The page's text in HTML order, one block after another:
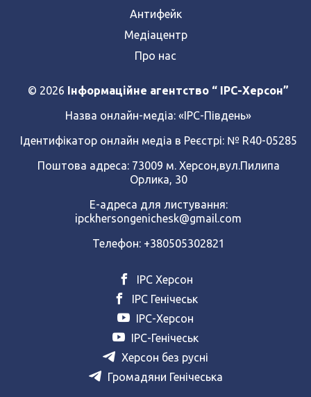
Антифейк
Медіацентр
Про нас
© 2026
Інформаційне агентство “ IPC-Херсон”
Назва онлайн-медіа: «ІРС-Південь»
Ідентифікатор онлайн медіа в Реєстрі: № R40-05285
Поштова адреса: 73009 м. Херсон,вул.Пилипа
Орлика, 30
Е-адреса для листування:
ipckhersongenichesk@gmail.com
Телефон: +380505302821
ІРС Херсон
ІРС Генічеськ
ІРС-Херсон
ІРС-Генічеськ
Херсон без русні
Громадяни Генічеська